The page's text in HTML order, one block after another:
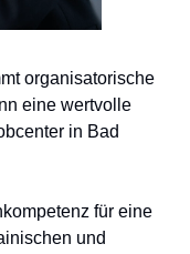
organisatorische
eine wertvolle
in Bad
für eine
und